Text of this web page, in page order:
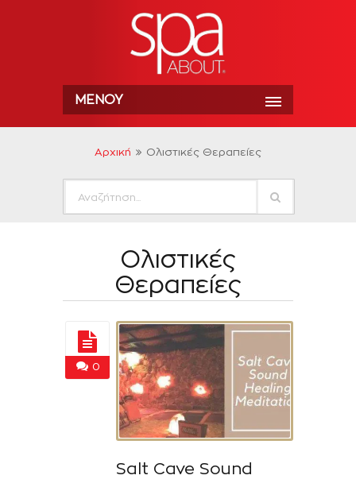
ΜΕΝΟΎ
Αρχική Ολιστικές Θεραπείες
Ολιστικές
Θεραπείες
0
Salt Cave Sound